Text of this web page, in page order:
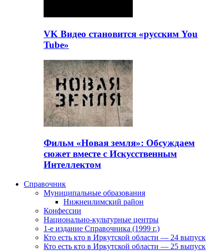
VK Видео становится «русским You
Tube»
Фильм «Новая земля»: Обсуждаем
сюжет вместе с Искусственным
Интеллектом
Справочник
Муниципальные образования
Нижнеилимский район
Конфессии
Национально-культурные центры
1-е издание Справочника (1999 г.)
Кто есть кто в Иркутской области — 24 выпуск
Кто есть кто в Иркутской области — 25 выпуск